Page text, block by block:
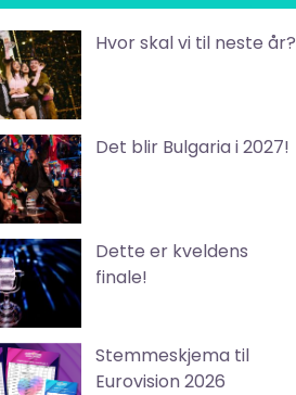
Hvor skal vi til neste år?
Det blir Bulgaria i 2027!
Dette er kveldens
finale!
Stemmeskjema til
Eurovision 2026